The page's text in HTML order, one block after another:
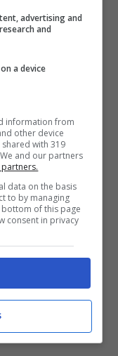
advertising and
and
a device
information from
other device
with 319
and our partners
data on the basis
to by managing
of this page
consent in privacy